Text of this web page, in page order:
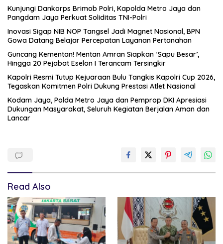
Kunjungi Dankorps Brimob Polri, Kapolda Metro Jaya dan
Pangdam Jaya Perkuat Soliditas TNI-Polri
Inovasi Sigap NIB NOP Tangsel Jadi Magnet Nasional, BPN
Gowa Datang Belajar Percepatan Layanan Pertanahan
Guncang Kementan! Mentan Amran Siapkan ‘Sapu Besar’,
Hingga 20 Pejabat Eselon I Terancam Tersingkir
Kapolri Resmi Tutup Kejuaraan Bulu Tangkis Kapolri Cup 2026,
Tegaskan Komitmen Polri Dukung Prestasi Atlet Nasional
Kodam Jaya, Polda Metro Jaya dan Pemprop DKI Apresiasi
Dukungan Masyarakat, Seluruh Kegiatan Berjalan Aman dan
Lancar
Read Also